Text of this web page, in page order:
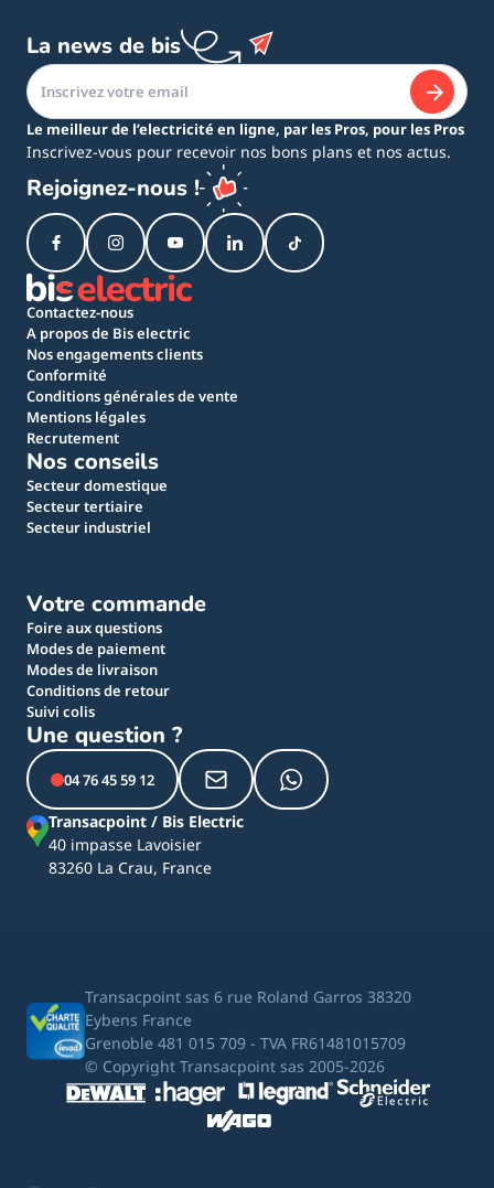
La news de bis
Le meilleur de l’electricité en ligne, par les Pros, pour les Pros
Inscrivez-vous pour recevoir nos bons plans et nos actus.
Rejoignez-nous !
Contactez-nous
A propos de Bis electric
Nos engagements clients
Conformité
Conditions générales de vente
Mentions légales
Recrutement
Nos conseils
Secteur domestique
Secteur tertiaire
Secteur industriel
Votre commande
Foire aux questions
Modes de paiement
Modes de livraison
Conditions de retour
Suivi colis
Une question ?
04 76 45 59 12
Transacpoint / Bis Electric
40 impasse Lavoisier
83260 La Crau, France
Transacpoint sas 6 rue Roland Garros 38320
Eybens France
Grenoble 481 015 709 - TVA FR61481015709
© Copyright Transacpoint sas 2005-2026